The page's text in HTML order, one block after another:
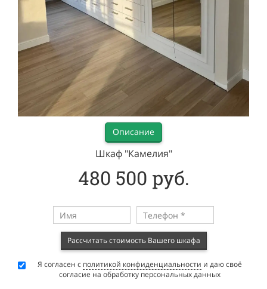
Описание
Шкаф "Камелия"
480 500 руб.
Рассчитать стоимость Вашего шкафа
Я согласен с политикой конфиденциальности и даю своё
согласие на обработку персональных данных